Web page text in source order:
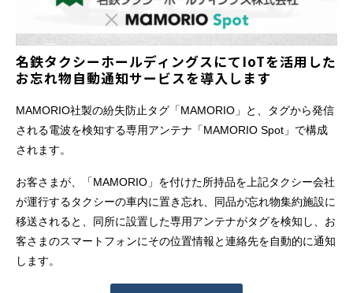
名鉄タクシーホールディングスにてIoTを活用した
お忘れ物自動通知サービスを導入します
MAMORIO社製の紛失防止タグ「MAMORIO」と、タグから発信
される電波を検知する専用アンテナ「MAMORIO Spot」で構成
されます。
お客さまが、「MAMORIO」を付けた所持品を上記タクシー会社
が運行するタクシーの車内に置き忘れ、同品が忘れ物集約施設に
移送されると、同所に設置した専用アンテナがタグを検知し、お
客さまのスマートフォンにその位置情報と連絡先を自動的に通知
します。